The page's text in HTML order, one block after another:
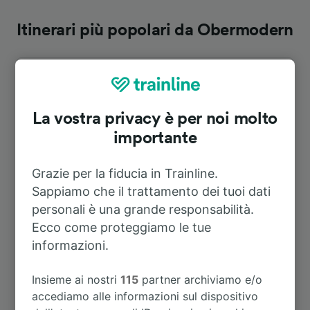
Itinerari più popolari da Obermodern
A Strasburgo 25m
A Bischheim 55m
A Calw
A Diemeringen 27m
La vostra privacy è per noi molto
importante
Grazie per la fiducia in Trainline.
Sappiamo che il trattamento dei tuoi dati
personali è una grande responsabilità.
Ecco come proteggiamo le tue
informazioni.
Insieme ai nostri115 partner archiviamo e/o
accediamo alle informazioni sul dispositivo